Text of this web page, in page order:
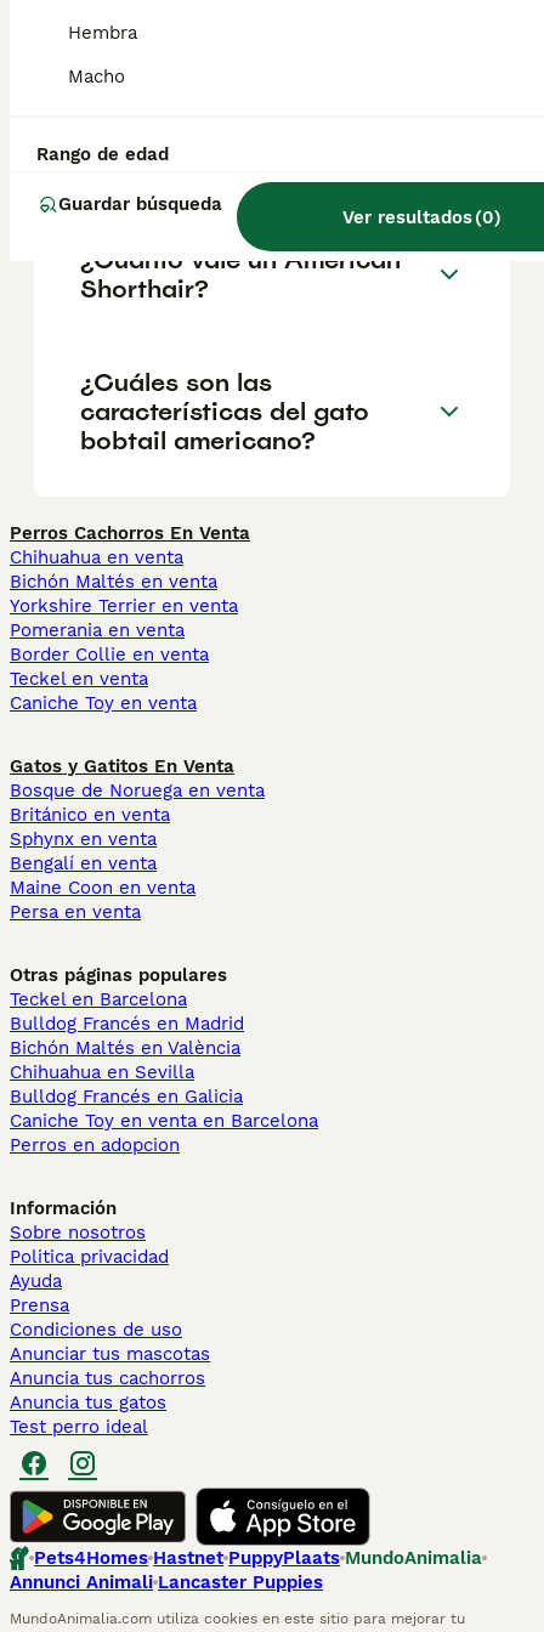
Hembra
Macho
Rango de edad
Guardar búsqueda
Ver resultados(0)
trata de un gato paciente y tolerante, ideal
americanos?
¿Cuánto vale un American
Shorthair?
¿Cuáles son las
características del gato
bobtail americano?
Perros Cachorros En Venta
Chihuahua en venta
Bichón Maltés en venta
Yorkshire Terrier en venta
Pomerania en venta
Border Collie en venta
Teckel en venta
Caniche Toy en venta
Gatos y Gatitos En Venta
Bosque de Noruega en venta
Británico en venta
Sphynx en venta
Bengalí en venta
Maine Coon en venta
Persa en venta
Otras páginas populares
Teckel en Barcelona
Bulldog Francés en Madrid
Bichón Maltés en València
Chihuahua en Sevilla
Bulldog Francés en Galicia
Caniche Toy en venta en Barcelona
Perros en adopcion
Información
Sobre nosotros
Politica privacidad
Ayuda
Prensa
Condiciones de uso
Anunciar tus mascotas
Anuncia tus cachorros
Anuncia tus gatos
Test perro ideal
Pets4Homes Hastnet PuppyPlaats MundoAnimalia
Annunci Animali Lancaster Puppies
MundoAnimalia.com utiliza cookies en este sitio para mejorar tu